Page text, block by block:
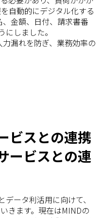
自動的にデジタル化する
金額、日付、請求書番
しました。
漏れを防ぎ、業務効率の
ビスとの連携
ービスとの連
ータ利活用に向けて、
きます。現在はMINDの